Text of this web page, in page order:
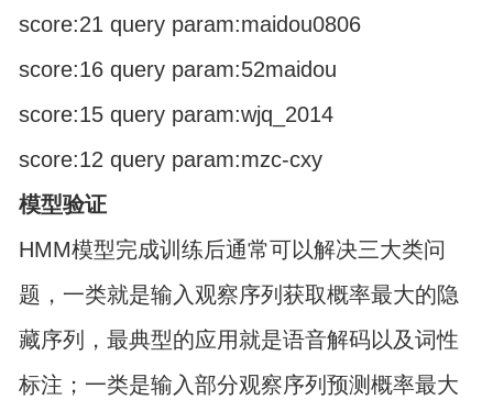
score:21 query param:maidou0806
score:16 query param:52maidou
score:15 query param:wjq_2014
score:12 query param:mzc-cxy
模型验证
HMM模型完成训练后通常可以解决三大类问
题，一类就是输入观察序列获取概率最大的隐
藏序列，最典型的应用就是语音解码以及词性
标注；一类是输入部分观察序列预测概率最大